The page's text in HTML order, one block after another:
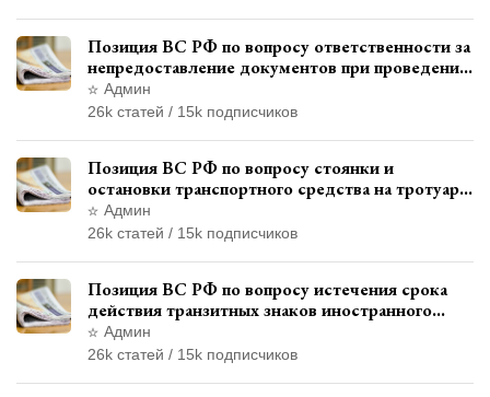
Позиция ВС РФ по вопросу ответственности за
непредоставление документов при проведении
контроля и надзора
Админ
26k статей / 15k подписчиков
Позиция ВС РФ по вопросу стоянки и
остановки транспортного средства на тротуаре
и квалификации административного
правонарушения
Админ
26k статей / 15k подписчиков
Позиция ВС РФ по вопросу истечения срока
действия транзитных знаков иностранного
государства и отсутствия состава
административного правонарушения
Админ
26k статей / 15k подписчиков